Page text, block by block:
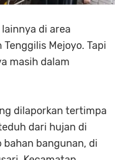
di area
Mejoyo. Tapi
masih dalam
dilaporkan tertimpa
dari hujan di
bangunan, di